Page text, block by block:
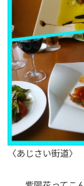
〈あじさい街道〉